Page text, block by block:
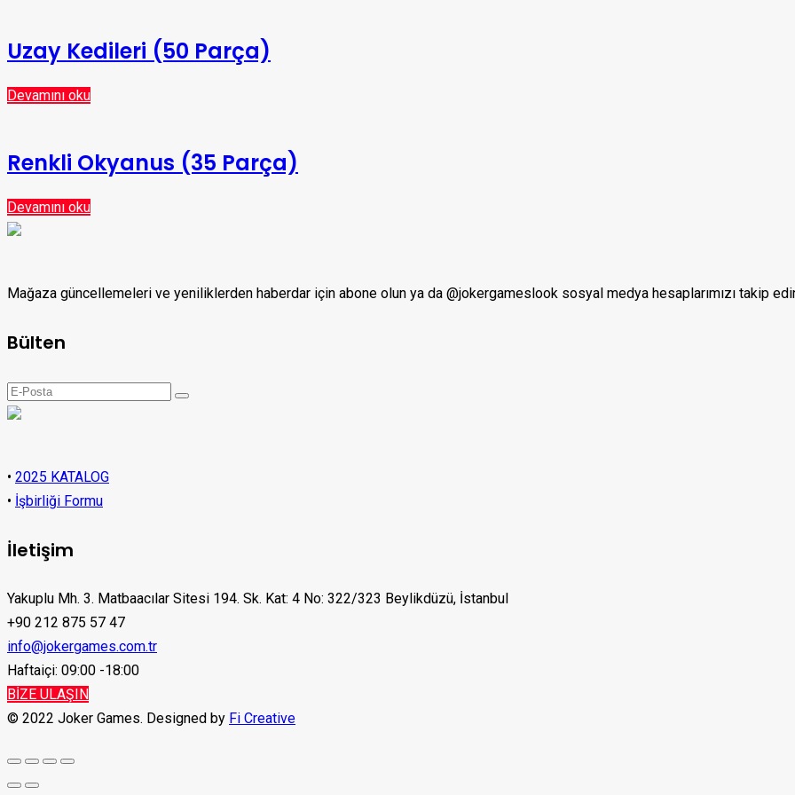
Uzay Kedileri (50 Parça)
Devamını oku
Renkli Okyanus (35 Parça)
Devamını oku
Mağaza güncellemeleri ve yeniliklerden haberdar için abone olun ya da @jokergameslook sosyal medya hesaplarımızı takip
Bülten
• 2025 KATALOG
• İşbirliği Formu
İletişim
Yakuplu Mh. 3. Matbaacılar Sitesi 194. Sk. Kat: 4 No: 322/323 Beylikdüzü, İstanbul
+90 212 875 57 47
info@jokergames.com.tr
Haftaiçi: 09:00 -18:00
BİZE ULAŞIN
© 2022 Joker Games. Designed by Fi Creative